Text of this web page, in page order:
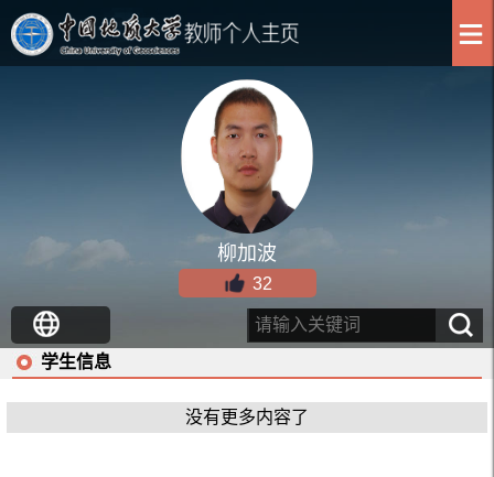
柳加波
32
学生信息
没有更多内容了